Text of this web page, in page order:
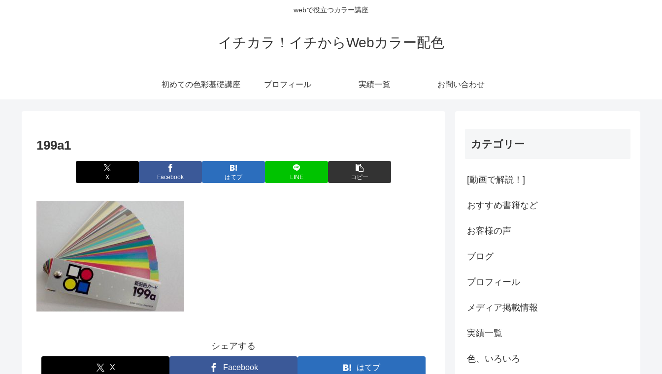
webで役立つカラー講座
イチカラ！イチからWebカラー配色
初めての色彩基礎講座 プロフィール 実績一覧 お問い合わせ
199a1
X Facebook はてブ LINE コピー
シェアする
X Facebook はてブ
カテゴリー
[動画で解説！]
おすすめ書籍など
お客様の声
ブログ
プロフィール
メディア掲載情報
実績一覧
色、いろいろ